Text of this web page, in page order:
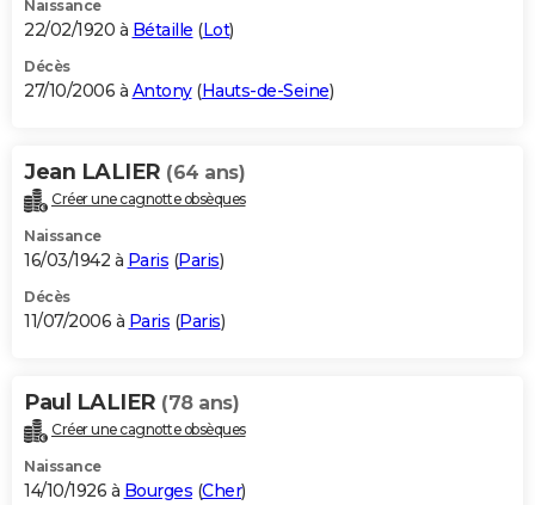
Naissance
22/02/1920 à Bétaille (Lot)
Décès
27/10/2006 à Antony(Hauts-de-Seine)
Jean LALIER (64 ans)
Créer une cagnotte obsèques
Naissance
16/03/1942 à Paris (Paris)
Décès
11/07/2006 à Paris (Paris)
Paul LALIER (78 ans)
Créer une cagnotte obsèques
Naissance
14/10/1926 à Bourges (Cher)